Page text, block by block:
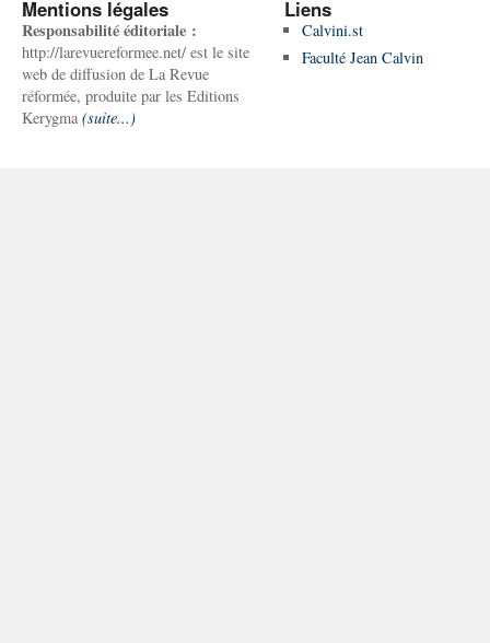
Mentions légales
Responsabilité éditoriale :
http://larevuereformee.net/ est le site
web de diffusion de La Revue
réformée, produite par les Editions
Kerygma (suite...)
Liens
Calvini.st
Faculté Jean Calvin